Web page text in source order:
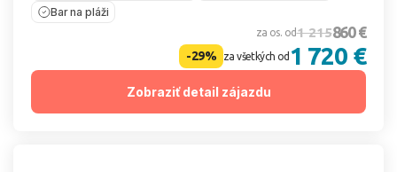
Bar na pláži
za os. od1 215860 €
-29% za všetkých od 1 720 €
Zobraziť detail zájazdu